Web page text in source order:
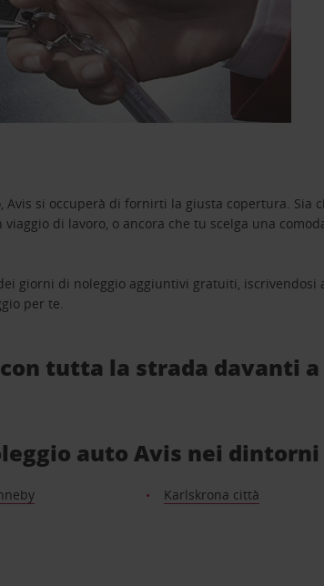
si occuperà di fornirti la giusta copertura. Sia
di lavoro, o ancora che tu scelga una
giorni di noleggio aggiuntivi gratuiti,
per te.
tutta la strada davanti
auto Avis nei dintorni
Karlskrona città